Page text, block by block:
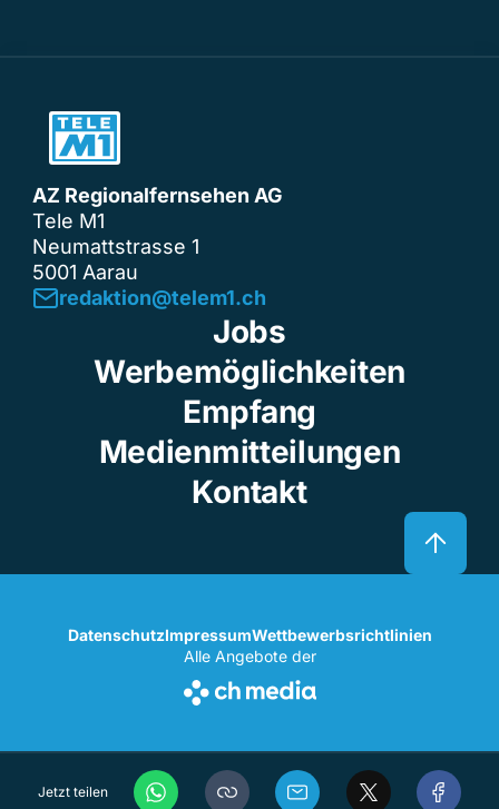
Jetzt teilen
AZ Regionalfernsehen AG
Tele M1
Neumattstrasse 1
5001 Aarau
redaktion@telem1.ch
Jobs
Werbemöglichkeiten
Empfang
Medienmitteilungen
Kontakt
DatenschutzImpressumWettbewerbsrichtlinien
Alle Angebote der